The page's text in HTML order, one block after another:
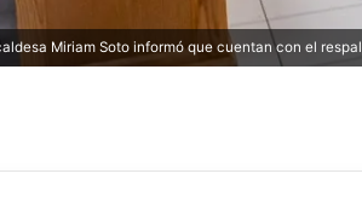
Miriam Soto informó que cuentan con el